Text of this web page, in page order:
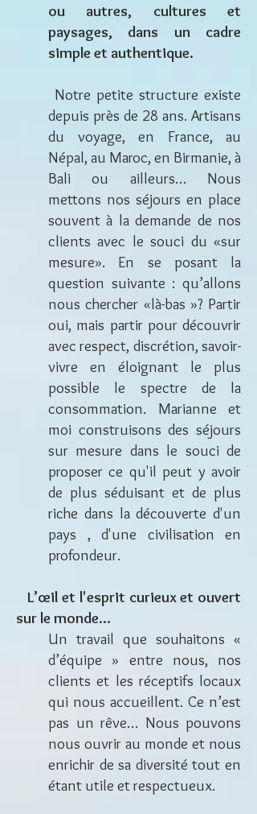
ou autres, cultures et
paysages, dans un cadre
simple et authentique.
Notre petite structure existe
depuis près de 28 ans. Artisans
du voyage, en France, au
Népal, au Maroc, en Birmanie, à
Bali ou ailleurs… Nous
mettons nos séjours en place
souvent à la demande de nos
clients avec le souci du «sur
mesure». En se posant la
question suivante : qu’allons
nous chercher «là-bas »? Partir
oui, mais partir pour découvrir
avec respect, discrétion, savoir-
vivre en éloignant le plus
possible le spectre de la
consommation. Marianne et
moi construisons des séjours
sur mesure dans le souci de
proposer ce qu'il peut y avoir
de plus séduisant et de plus
riche dans la découverte d'un
pays , d'une civilisation en
profondeur.
L’œil et l'esprit curieux et ouvert
sur le monde...
​Un travail que souhaitons «
d’équipe » entre nous, nos
clients et les réceptifs locaux
qui nous accueillent. Ce n’est
pas un rêve… Nous pouvons
nous ouvrir au monde et nous
enrichir de sa diversité tout en
étant utile et respectueux.